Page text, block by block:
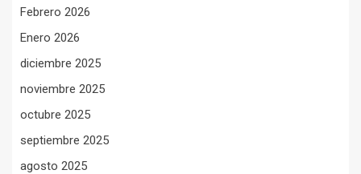
Febrero 2026
Enero 2026
diciembre 2025
noviembre 2025
octubre 2025
septiembre 2025
agosto 2025